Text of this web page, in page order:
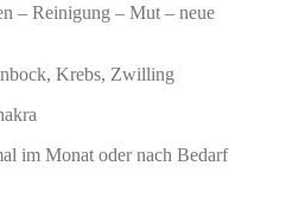
– Reinigung – Mut – neue
Krebs, Zwilling
im Monat oder nach Bedarf